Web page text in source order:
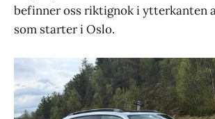
befinner oss riktignok i ytterkanten
som starter i Oslo.